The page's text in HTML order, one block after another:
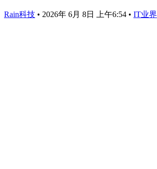
Rain科技 • 2026年 6月 8日 上午6:54 • IT业界